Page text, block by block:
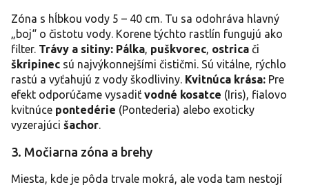
Zóna s hĺbkou vody 5 – 40 cm. Tu sa odohráva hlavný
„boj“ o čistotu vody. Korene týchto rastlín fungujú ako
filter. Trávy a sitiny: Pálka, puškvorec, ostrica či
škripinec sú najvýkonnejšími čističmi. Sú vitálne, rýchlo
rastú a vyťahujú z vody škodliviny. Kvitnúca krása: Pre
efekt odporúčame vysadiť vodné kosatce (Iris), fialovo
kvitnúce pontedérie (Pontederia) alebo exoticky
vyzerajúci šachor.
3. Močiarna zóna a brehy
Miesta, kde je pôda trvale mokrá, ale voda tam nestojí